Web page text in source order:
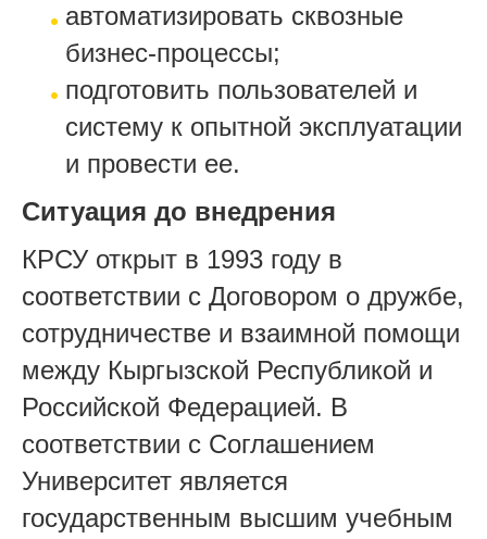
автоматизировать сквозные
бизнес-процессы;
подготовить пользователей и
систему к опытной эксплуатации
и провести ее.
Ситуация до внедрения
КРСУ открыт в 1993 году в
соответствии с Договором о дружбе,
сотрудничестве и взаимной помощи
между Кыргызской Республикой и
Российской Федерацией. В
соответствии с Соглашением
Университет является
государственным высшим учебным